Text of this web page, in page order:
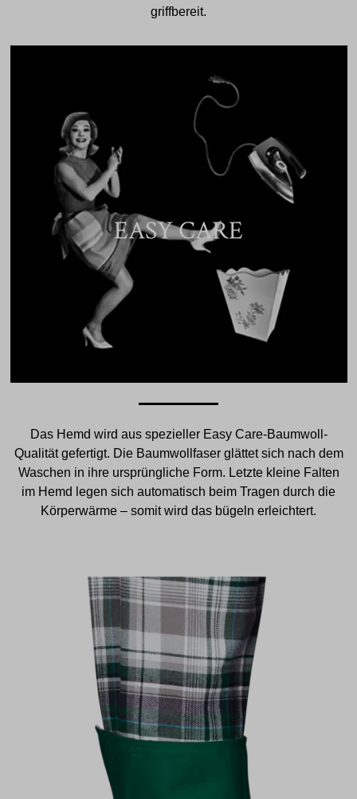
griffbereit.
EASY CARE
Das Hemd wird aus spezieller Easy Care-Baumwoll-
Qualität gefertigt. Die Baumwollfaser glättet sich nach dem
Waschen in ihre ursprüngliche Form. Letzte kleine Falten
im Hemd legen sich automatisch beim Tragen durch die
Körperwärme – somit wird das bügeln erleichtert.